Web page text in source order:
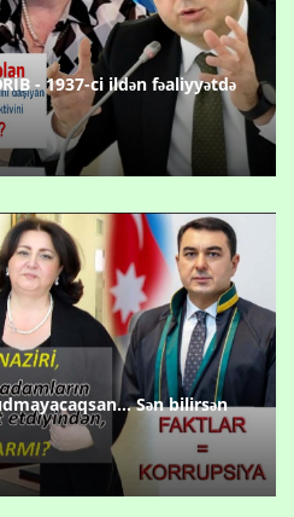
- 1937-ci ildən fəaliyyətdə
Sən bilirsən